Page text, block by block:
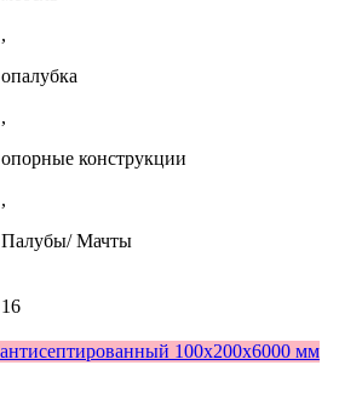
,
опалубка
,
опорные конструкции
,
Палубы/ Мачты
16